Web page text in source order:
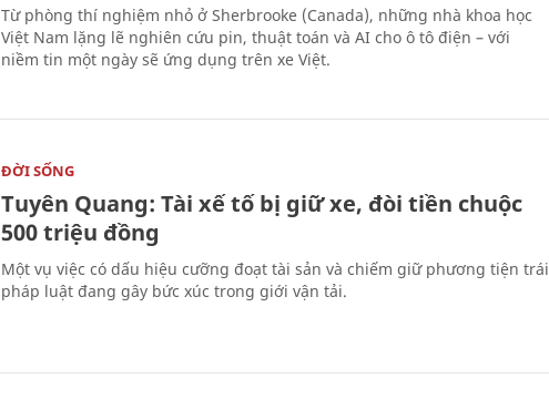
Từ phòng thí nghiệm nhỏ ở Sherbrooke (Canada), những nhà khoa học
Việt Nam lặng lẽ nghiên cứu pin, thuật toán và AI cho ô tô điện – với
niềm tin một ngày sẽ ứng dụng trên xe Việt.
ĐỜI SỐNG
Tuyên Quang: Tài xế tố bị giữ xe, đòi tiền chuộc
500 triệu đồng
Một vụ việc có dấu hiệu cưỡng đoạt tài sản và chiếm giữ phương tiện trái
pháp luật đang gây bức xúc trong giới vận tải.